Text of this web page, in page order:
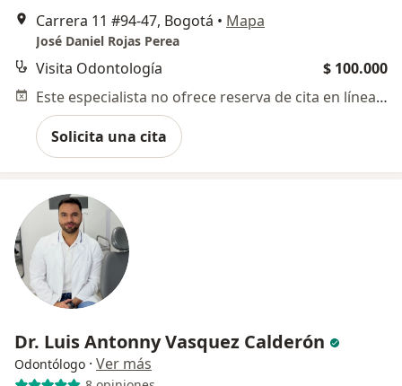
Carrera 11 #94-47, Bogotá • Mapa
José Daniel Rojas Perea
Visita Odontología
$ 100.000
Este especialista no ofrece reserva de cita en línea en esta dirección.
Solicita una cita
Dr. Luis Antonny Vasquez Calderón
Odontólogo · Ver más